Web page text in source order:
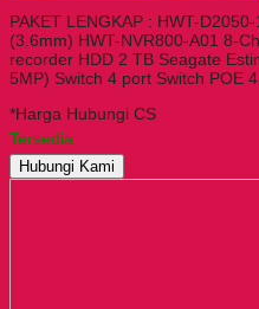
PAKET LENGKAP : HWT-
(3.6mm) HWT-NVR800-A01 8-
recorder HDD 2 TB Seagate
5MP) Switch 4 port Switch POE
*Harga Hubungi CS
Tersedia
Hubungi Kami